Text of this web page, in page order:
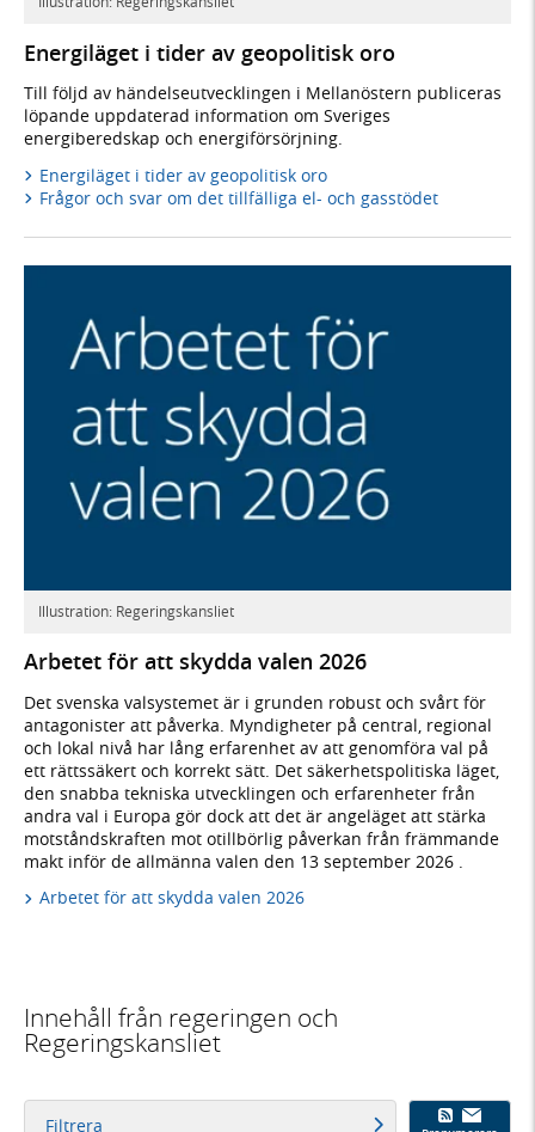
Energiläget i tider av geopolitisk oro
Till följd av händelseutvecklingen i Mellanöstern publiceras
löpande uppdaterad information om Sveriges
energiberedskap och energiförsörjning.
Energiläget i tider av geopolitisk oro
Frågor och svar om det tillfälliga el- och gasstödet
Illustration: Regeringskansliet
Arbetet för att skydda valen 2026
Det svenska valsystemet är i grunden robust och svårt för
antagonister att påverka. Myndigheter på central, regional
och lokal nivå har lång erfarenhet av att genomföra val på
ett rättssäkert och korrekt sätt. Det säkerhetspolitiska läget,
den snabba tekniska utvecklingen och erfarenheter från
andra val i Europa gör dock att det är angeläget att stärka
motståndskraften mot otillbörlig påverkan från främmande
makt inför de allmänna valen den 13 september 2026 .
Arbetet för att skydda valen 2026
Innehåll från regeringen och
Regeringskansliet
Filtrera